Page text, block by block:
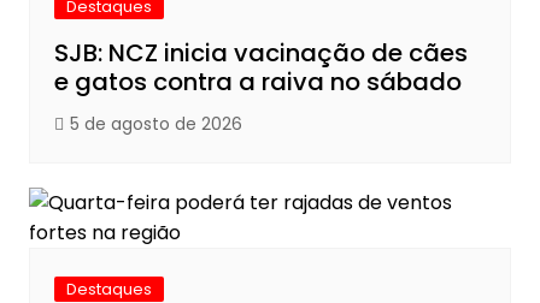
Destaques
SJB: NCZ inicia vacinação de cães
e gatos contra a raiva no sábado
5 de agosto de 2026
Destaques